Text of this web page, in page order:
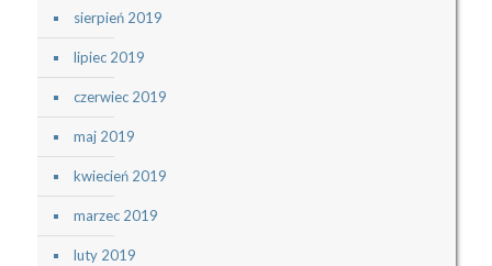
sierpień 2019
lipiec 2019
czerwiec 2019
maj 2019
kwiecień 2019
marzec 2019
luty 2019